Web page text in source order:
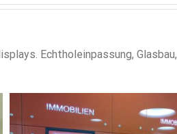
Echtholeinpassung, Glasbau,